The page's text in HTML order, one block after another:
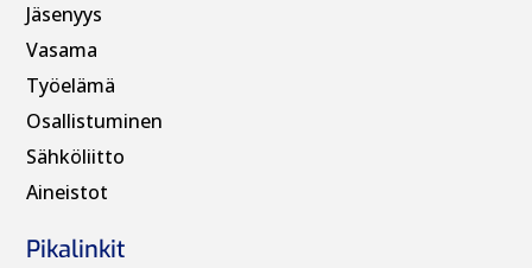
Jäsenyys
Vasama
Työelämä
Osallistuminen
Sähköliitto
Aineistot
Pikalinkit